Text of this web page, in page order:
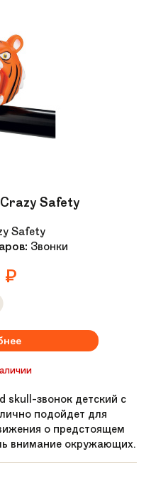
Safety
Safety
Звонки
₽
звонок детский с
подойдет для
о предстоящем
внимание окружающих.